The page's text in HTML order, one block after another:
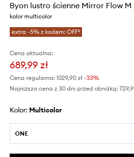
Byon lustro ścienne Mirror Flow M
kolor multicolor
extra -5% z kodem: OFF*
Cena aktualna:
689,99 zł
Cena regularna: 1029,90 zł -33%
Najniższa cena z 30 dni przed obniżką:
Kolor: multicolor
ONE